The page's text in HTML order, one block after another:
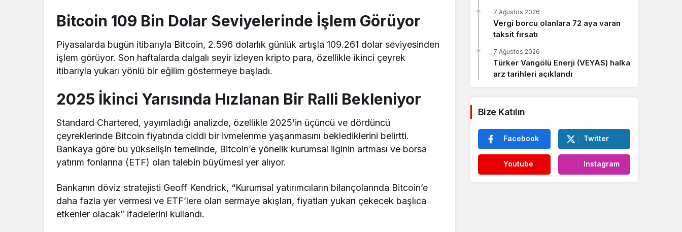
Bitcoin 109 Bin Dolar Seviyelerinde İşlem Görüyor
Piyasalarda bugün itibarıyla Bitcoin, 2.596 dolarlık günlük artışla 109.261 dolar seviyesinden
işlem görüyor. Son haftalarda dalgalı seyir izleyen kripto para, özellikle ikinci çeyrek
itibarıyla yukarı yönlü bir eğilim göstermeye başladı.
2025 İkinci Yarısında Hızlanan Bir Ralli Bekleniyor
Standard Chartered, yayımladığı analizde, özellikle 2025’in üçüncü ve dördüncü
çeyreklerinde Bitcoin fiyatında ciddi bir ivmelenme yaşanmasını beklediklerini belirtti.
Bankaya göre bu yükselişin temelinde, Bitcoin’e yönelik kurumsal ilginin artması ve borsa
yatırım fonlarına (ETF) olan talebin büyümesi yer alıyor.
Bankanın döviz stratejisti Geoff Kendrick, “Kurumsal yatırımcıların bilançolarında Bitcoin’e
daha fazla yer vermesi ve ETF’lere olan sermaye akışları, fiyatları yukarı çekecek başlıca
etkenler olacak” ifadelerini kullandı.
Vergi borcu olanlara 72 aya varan
taksit fırsatı
7 Ağustos 2026
Türker Vangölü Enerji (VEYAS) halka
arz tarihleri açıklandı
7 Ağustos 2026
Bize Katılın
Facebook Twitter
Youtube Instagram